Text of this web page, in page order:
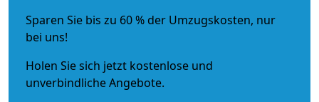
Sparen Sie bis zu 60 % der Umzugskosten, nur
bei uns!
Holen Sie sich jetzt kostenlose und
unverbindliche Angebote.